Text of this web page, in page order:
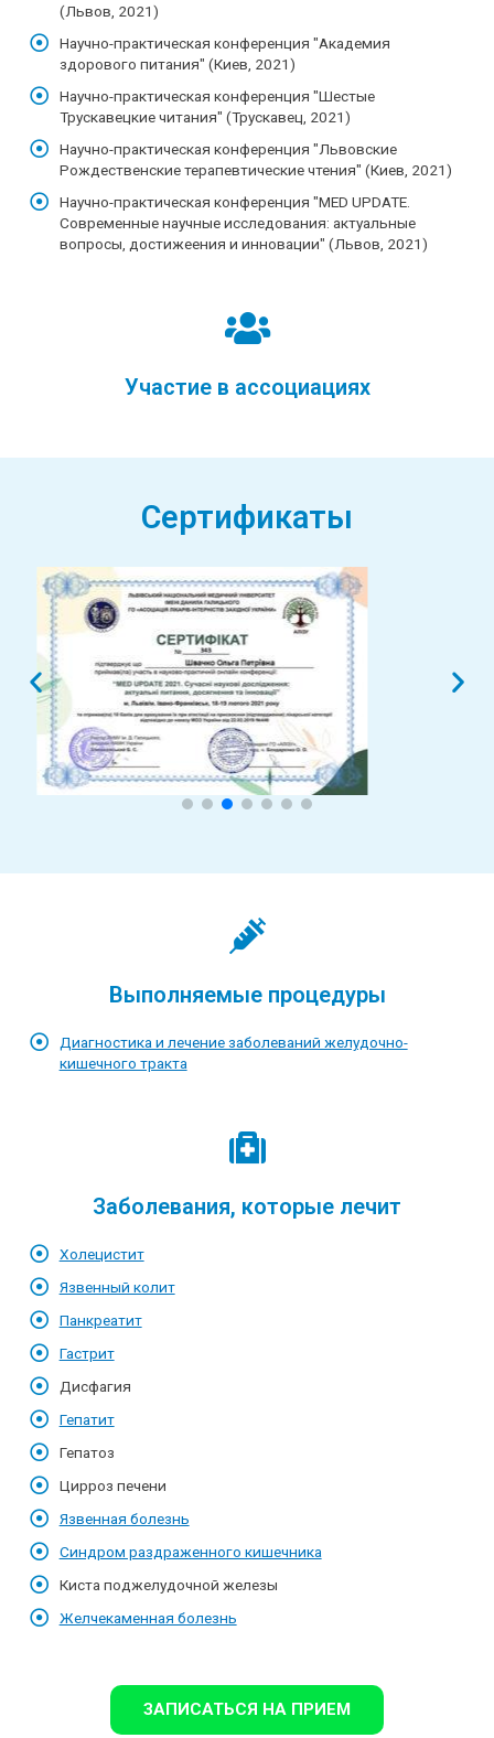
(Львов, 2021)
Научно-практическая конференция "Академия
здорового питания" (Киев, 2021)
Научно-практическая конференция "Шестые
Трускавецкие читания" (Трускавец, 2021)
Научно-практическая конференция "Львовские
Рождественские терапевтические чтения" (Киев, 2021)
Научно-практическая конференция "MED UPDATE.
Современные научные исследования: актуальные
вопросы, достижеения и инновации" (Львов, 2021)
Участие в ассоциациях
Сертификаты
Выполняемые процедуры
Диагностика и лечение заболеваний желудочно-
кишечного тракта
Заболевания, которые лечит
Холецистит
Язвенный колит
Панкреатит
Гастрит
Дисфагия
Гепатит
Гепатоз
Цирроз печени
Язвенная болезнь
Синдром раздраженного кишечника
Киста поджелудочной железы
Желчекаменная болезнь
ЗАПИСАТЬСЯ НА ПРИЕМ